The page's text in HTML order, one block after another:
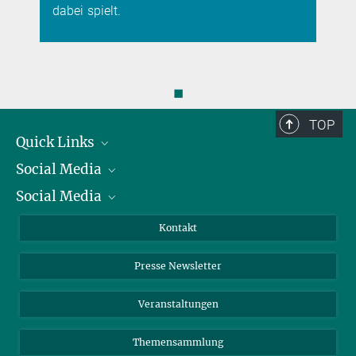
dabei spielt.
◼
TOP
Quick Links
Präsident
Zahlen und Fakten
Meldestelle Fehlverhalten
Social Media
Bluesky
TikTok
Social Media
Instagram
YouTube
Kontakt
Presse Newsletter
Veranstaltungen
Themensammlung